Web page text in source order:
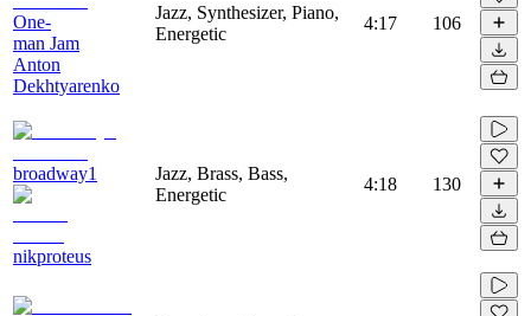
One-
man Jam
Anton
Dekhtyarenko
Jazz, Synthesizer, Piano,
Energetic
4:17 106
broadway1
nikproteus
Jazz, Brass, Bass,
Energetic
4:18 130